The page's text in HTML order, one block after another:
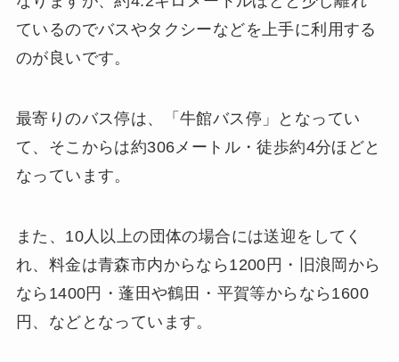
ているのでバスやタクシーなどを上手に利用する
のが良いです。
最寄りのバス停は、「牛館バス停」となってい
て、そこからは約306メートル・徒歩約4分ほどと
なっています。
また、10人以上の団体の場合には送迎をしてく
れ、料金は青森市内からなら1200円・旧浪岡から
なら1400円・蓬田や鶴田・平賀等からなら1600
円、などとなっています。